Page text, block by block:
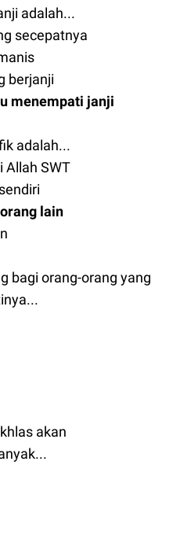
adalah...
secepatnya
berjanji
menempati janji
adalah...
Allah SWT
lain
bagi orang-orang yang
akan